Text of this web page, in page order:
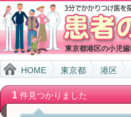
東京都港区の小児
HOME 東京都 港区
1件見つかりました